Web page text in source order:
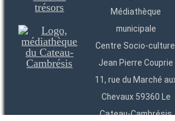
Médiathèque
municipale
Centre Socio-culturel
Jean Pierre Couprie
11, rue du Marché
Chevaux 59360 Le
Cateau-Cambrésis